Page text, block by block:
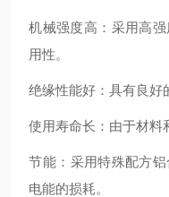
机械强度高‌：采用高
用性。
绝缘性能好‌：具有良好
使用寿命长‌：由于材料
节能‌：采用特殊配方
电能的损耗‌。